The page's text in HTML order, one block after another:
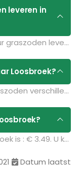
leveren in
Grasleveren.nl kan binnen 24 uur graszoden leveren in Loosbroek. Als u bijvoorbeeld graszoden op maandag bestelt voor 11:30 kunt u ze de volgende dag geleverd krijgen. Kijk voor de actuele leverdagen op de pagina
Loosbroek?
De transportkosten van de graszoden verschillen per postcodegebied en zijn afhankelijk van de hoeveelheid graszoden die u bestelt. Bent u benieuwd naar de prijzen? Vul uw gegevens in op de pagina
De prijs voor 1 m² gras in Loosbroek is : € 3.49. U kunt deze graszoden bestellen via de volgende link:
Datum laatst